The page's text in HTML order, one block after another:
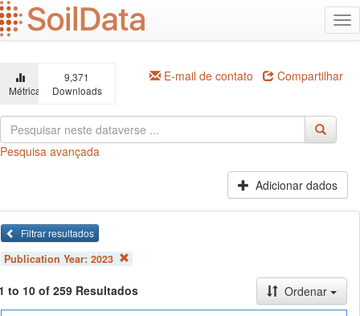
Ir
para
o
principal
Métricas
9,371
Downloads
E-mail de contato Compartilhar
Pesquisa avançada
Adicionar dados
Filtrar resultados
Publication Year: 2023
to 10 of 259 Resultados
Ordenar